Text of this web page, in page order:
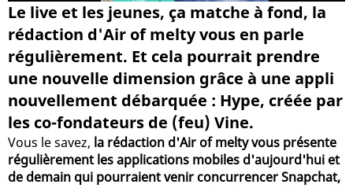
Le live et les jeunes, ça matche à fond, la
rédaction d'Air of melty vous en parle
régulièrement. Et cela pourrait prendre
une nouvelle dimension grâce à une appli
nouvellement débarquée : Hype, créée par
les co-fondateurs de (feu) Vine.
Vous le savez, la rédaction d'Air of melty vous présente
régulièrement les applications mobiles d'aujourd'hui et
de demain qui pourraient venir concurrencer Snapchat,